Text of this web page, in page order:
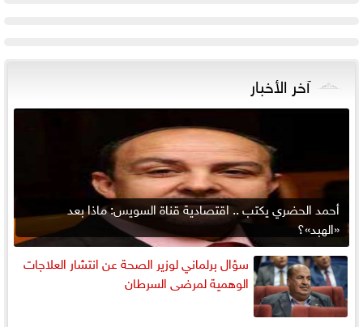
آخر الأخبار
أحمد الحضري يكتب .. اقتصادية قناة السويس: ماذا بعد
«الهبد»؟
سؤال برلماني لوزير الصحة عن انتشار العلاجات
الوهمية لمرضى السرطان